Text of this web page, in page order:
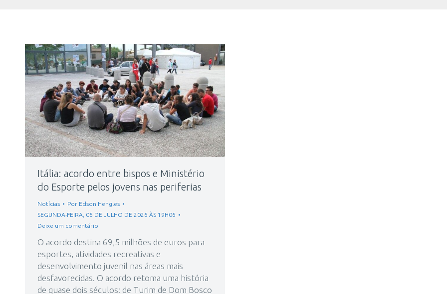
Itália: acordo entre bispos e Ministério
do Esporte pelos jovens nas periferias
Notícias Por Edson Hengles
SEGUNDA-FEIRA, 06 DE JULHO DE 2026 ÀS 19H06
Deixe um comentário
O acordo destina 69,5 milhões de euros para
esportes, atividades recreativas e
desenvolvimento juvenil nas áreas mais
desfavorecidas. O acordo retoma uma história
de quase dois séculos: de Turim de Dom Bosco